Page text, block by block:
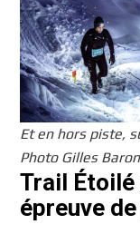
Et en hors piste,
Photo Gilles Baron
Trail Étoilé
épreuve